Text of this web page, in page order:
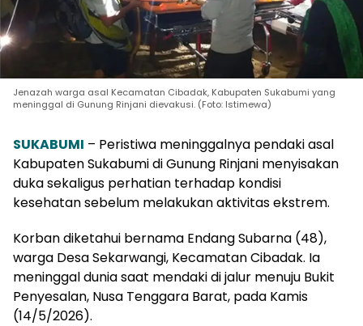
Jenazah warga asal Kecamatan Cibadak, Kabupaten Sukabumi yang
meninggal di Gunung Rinjani dievakusi. (Foto: Istimewa)
SUKABUMI – Peristiwa meninggalnya pendaki asal
Kabupaten Sukabumi di Gunung Rinjani menyisakan
duka sekaligus perhatian terhadap kondisi
kesehatan sebelum melakukan aktivitas ekstrem.
Korban diketahui bernama Endang Subarna (48),
warga Desa Sekarwangi, Kecamatan Cibadak. Ia
meninggal dunia saat mendaki di jalur menuju Bukit
Penyesalan, Nusa Tenggara Barat, pada Kamis
(14/5/2026).